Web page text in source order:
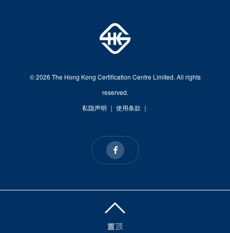
© 2026 The Hong Kong Certification Centre Limited. All rights
reserved.
私隐声明 ｜ 使用条款 ｜